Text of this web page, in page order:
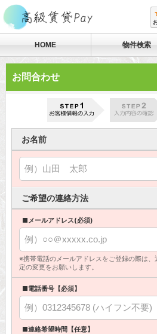
HOME 物件検索
お問合わせ
お名前
ご希望の連絡方法
■メールアドレス(必須)
※携帯電話のメールアドレスをご登録の際は
定の変更をお願いします。
■電話番号【必須】
■連絡希望時間【任意】